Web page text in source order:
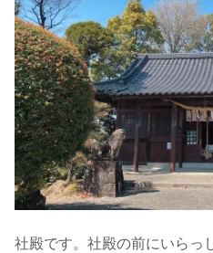
社殿です。社殿の前にいら